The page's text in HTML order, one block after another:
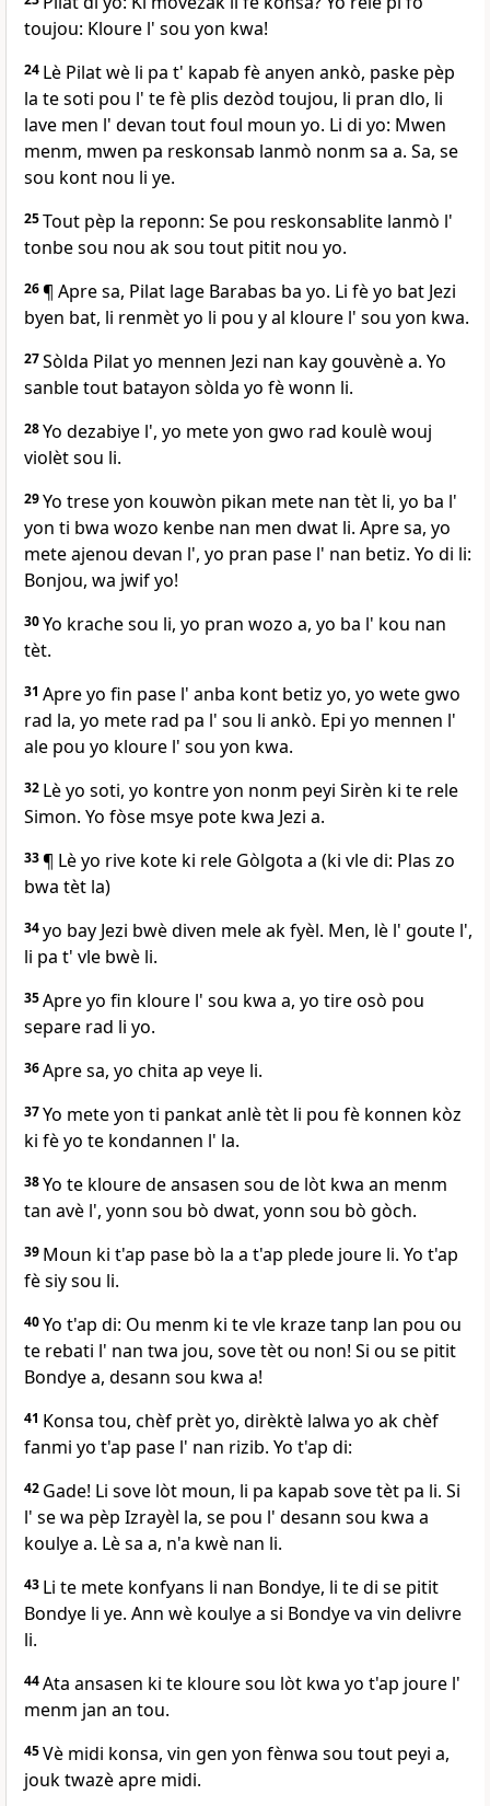
toujou: Kloure l' sou yon kwa!
24 Lè Pilat wè li pa t' kapab fè anyen ankò, paske pèp
la te soti pou l' te fè plis dezòd toujou, li pran dlo, li
lave men l' devan tout foul moun yo. Li di yo: Mwen
menm, mwen pa reskonsab lanmò nonm sa a. Sa, se
sou kont nou li ye.
25Tout pèp la reponn: Se pou reskonsablite lanmò l'
tonbe sou nou ak sou tout pitit nou yo.
26¶ Apre sa, Pilat lage Barabas ba yo. Li fè yo bat Jezi
byen bat, li renmèt yo li pou y al kloure l' sou yon kwa.
27Sòlda Pilat yo mennen Jezi nan kay gouvènè a. Yo
sanble tout batayon sòlda yo fè wonn li.
28Yo dezabiye l', yo mete yon gwo rad koulè wouj
violèt sou li.
29Yo trese yon kouwòn pikan mete nan tèt li, yo ba l'
yon ti bwa wozo kenbe nan men dwat li. Apre sa, yo
mete ajenou devan l', yo pran pase l' nan betiz. Yo di li:
Bonjou, wa jwif yo!
30Yo krache sou li, yo pran wozo a, yo ba l' kou nan
tèt.
31 Apre yo fin pase l' anba kont betiz yo, yo wete gwo
rad la, yo mete rad pa l' sou li ankò. Epi yo mennen l'
ale pou yo kloure l' sou yon kwa.
32 Lè yo soti, yo kontre yon nonm peyi Sirèn ki te rele
Simon. Yo fòse msye pote kwa Jezi a.
33¶ Lè yo rive kote ki rele Gòlgota a (ki vle di: Plas zo
bwa tèt la)
34yo bay Jezi bwè diven mele ak fyèl. Men, lè l' goute l',
li pa t' vle bwè li.
35Apre yo fin kloure l' sou kwa a, yo tire osò pou
separe rad li yo.
36Apre sa, yo chita ap veye li.
37Yo mete yon ti pankat anlè tèt li pou fè konnen kòz
ki fè yo te kondannen l' la.
38Yo te kloure de ansasen sou de lòt kwa an menm
tan avè l', yonn sou bò dwat, yonn sou bò gòch.
39 Moun ki t'ap pase bò la a t'ap plede joure li. Yo t'ap
fè siy sou li.
40Yo t'ap di: Ou menm ki te vle kraze tanp lan pou ou
te rebati l' nan twa jou, sove tèt ou non! Si ou se pitit
Bondye a, desann sou kwa a!
41 Konsa tou, chèf prèt yo, dirèktè lalwa yo ak chèf
fanmi yo t'ap pase l' nan rizib. Yo t'ap di:
42 Gade! Li sove lòt moun, li pa kapab sove tèt pa li. Si
l' se wa pèp Izrayèl la, se pou l' desann sou kwa a
koulye a. Lè sa a, n'a kwè nan li.
43 Li te mete konfyans li nan Bondye, li te di se pitit
Bondye li ye. Ann wè koulye a si Bondye va vin delivre
li.
44Ata ansasen ki te kloure sou lòt kwa yo t'ap joure l'
menm jan an tou.
45Vè midi konsa, vin gen yon fènwa sou tout peyi a,
jouk twazè apre midi.